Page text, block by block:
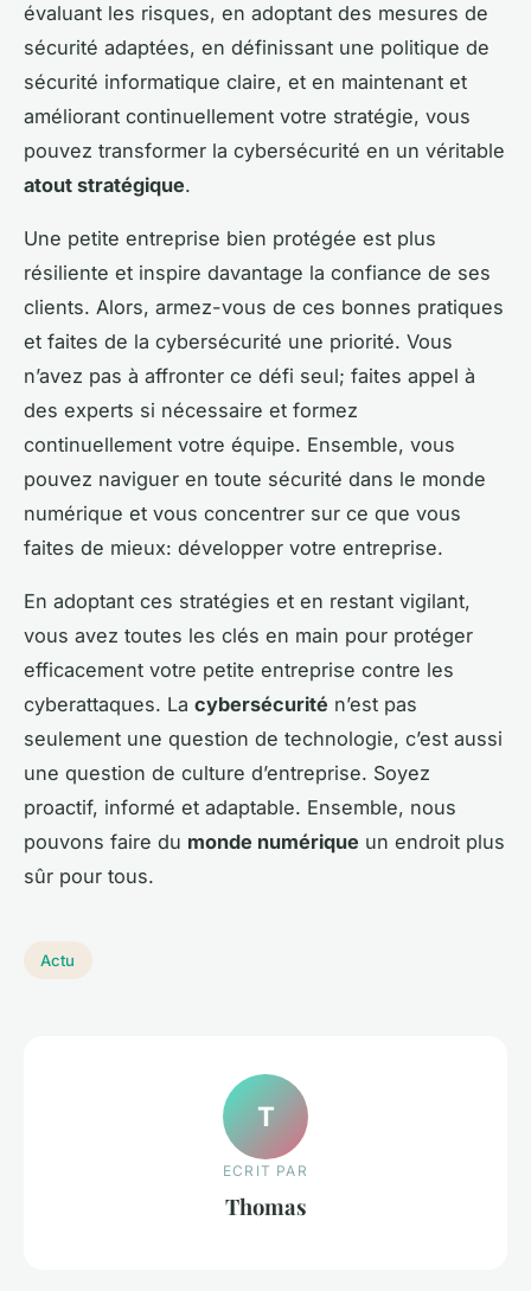
évaluant les risques, en adoptant des mesures de
sécurité adaptées, en définissant une politique de
sécurité informatique claire, et en maintenant et
améliorant continuellement votre stratégie, vous
pouvez transformer la cybersécurité en un véritable
atout stratégique.
Une petite entreprise bien protégée est plus
résiliente et inspire davantage la confiance de ses
clients. Alors, armez-vous de ces bonnes pratiques
et faites de la cybersécurité une priorité. Vous
n’avez pas à affronter ce défi seul; faites appel à
des experts si nécessaire et formez
continuellement votre équipe. Ensemble, vous
pouvez naviguer en toute sécurité dans le monde
numérique et vous concentrer sur ce que vous
faites de mieux: développer votre entreprise.
En adoptant ces stratégies et en restant vigilant,
vous avez toutes les clés en main pour protéger
efficacement votre petite entreprise contre les
cyberattaques. La cybersécurité n’est pas
seulement une question de technologie, c’est aussi
une question de culture d’entreprise. Soyez
proactif, informé et adaptable. Ensemble, nous
pouvons faire du monde numérique un endroit plus
sûr pour tous.
Actu
T
ECRIT PAR
Thomas